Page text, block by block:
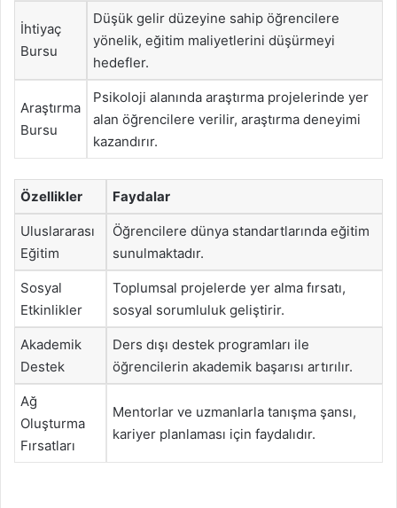
İhtiyaç
Bursu
Düşük gelir düzeyine sahip öğrencilere
yönelik, eğitim maliyetlerini düşürmeyi
hedefler.
Araştırma
Bursu
Psikoloji alanında araştırma projelerinde yer
alan öğrencilere verilir, araştırma deneyimi
kazandırır.
Özellikler Faydalar
Uluslararası
Eğitim
Öğrencilere dünya standartlarında eğitim
sunulmaktadır.
Sosyal
Etkinlikler
Toplumsal projelerde yer alma fırsatı,
sosyal sorumluluk geliştirir.
Akademik
Destek
Ders dışı destek programları ile
öğrencilerin akademik başarısı artırılır.
Ağ
Oluşturma
Fırsatları
Mentorlar ve uzmanlarla tanışma şansı,
kariyer planlaması için faydalıdır.